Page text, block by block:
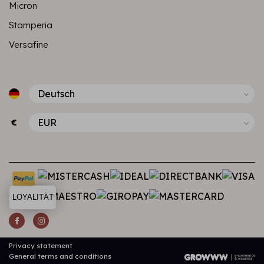
Micron
Stamperia
Versafine
€
Privacy statement
General terms and conditions
LOYALITÄT